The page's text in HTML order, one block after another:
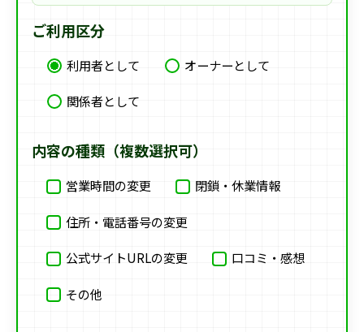
ご利用区分
利用者として
オーナーとして
関係者として
内容の種類（複数選択可）
営業時間の変更 閉鎖・休業情報
住所・電話番号の変更
公式サイトURLの変更 口コミ・感想
その他